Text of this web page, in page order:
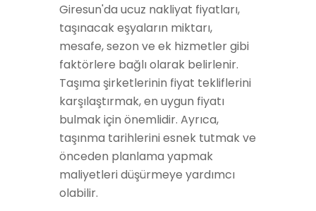
Giresun'da ucuz nakliyat fiyatları,
taşınacak eşyaların miktarı,
mesafe, sezon ve ek hizmetler gibi
faktörlere bağlı olarak belirlenir.
Taşıma şirketlerinin fiyat tekliflerini
karşılaştırmak, en uygun fiyatı
bulmak için önemlidir. Ayrıca,
taşınma tarihlerini esnek tutmak ve
önceden planlama yapmak
maliyetleri düşürmeye yardımcı
olabilir.